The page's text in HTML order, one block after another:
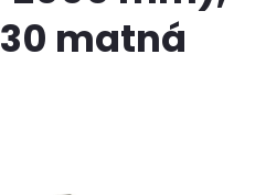
matná